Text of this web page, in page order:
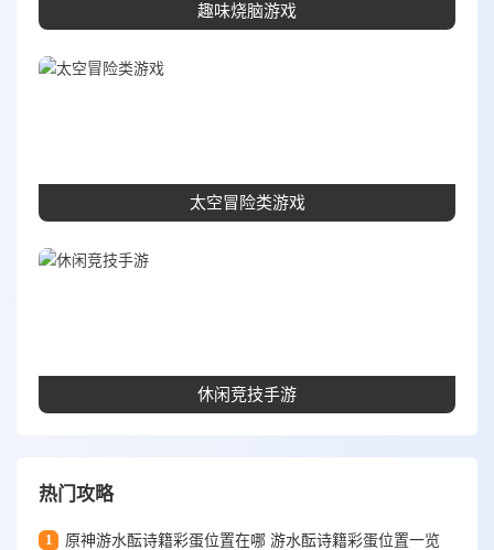
趣味烧脑游戏
太空冒险类游戏
休闲竞技手游
热门攻略
1 原神游水酝诗籍彩蛋位置在哪 游水酝诗籍彩蛋位置一览